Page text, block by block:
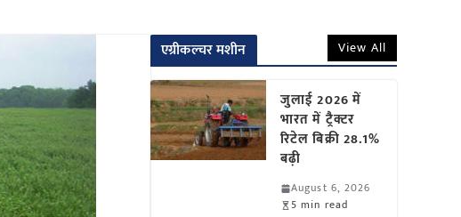
एग्रीकल्चर मशीन View All
जुलाई 2026 में
भारत में ट्रैक्टर
रिटेल बिक्री 28.1%
बढ़ी
August 6, 2026
5 min read